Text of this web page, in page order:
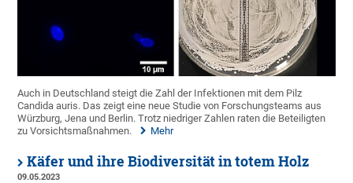
Auch in Deutschland steigt die Zahl der Infektionen mit dem Pilz
Candida auris. Das zeigt eine neue Studie von Forschungsteams aus
Würzburg, Jena und Berlin. Trotz niedriger Zahlen raten die Beteiligten
zu Vorsichtsmaßnahmen.
Mehr
Käfer und ihre Biodiversität in totem Holz
09.05.2023